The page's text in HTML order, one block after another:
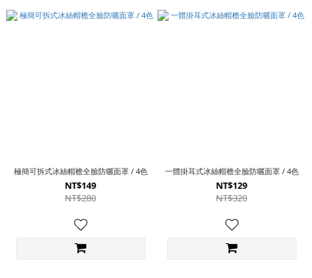
極簡可拆式冰絲帽檐全臉防曬面罩 / 4色
NT$149
NT$280
一體掛耳式冰絲帽檐全臉防曬面罩 / 4色
NT$129
NT$320